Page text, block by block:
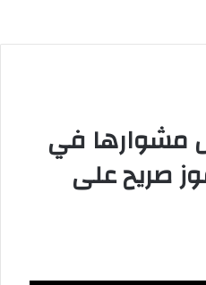
مشوارها في
2026 بفوز صريح على